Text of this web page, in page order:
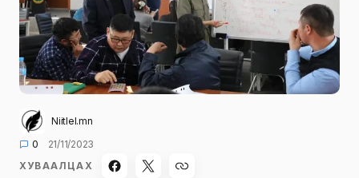
Niitlel.mn
0
21/11/2023
ХУВААЛЦАХ